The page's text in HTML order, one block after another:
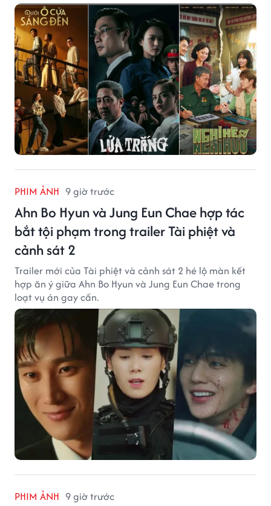
PHIM ẢNH 9 giờ trước
Ahn Bo Hyun và Jung Eun Chae hợp tác
bắt tội phạm trong trailer Tài phiệt và
cảnh sát 2
Trailer mới của Tài phiệt và cảnh sát 2 hé lộ màn kết
hợp ăn ý giữa Ahn Bo Hyun và Jung Eun Chae trong
loạt vụ án gay cấn.
PHIM ẢNH 9 giờ trước